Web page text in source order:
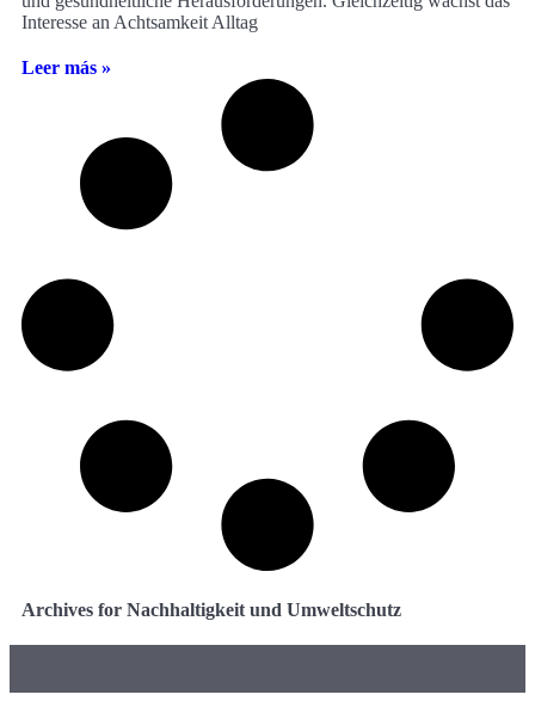
Interesse an Achtsamkeit Alltag
Leer más »
Archives for Nachhaltigkeit und Umweltschutz